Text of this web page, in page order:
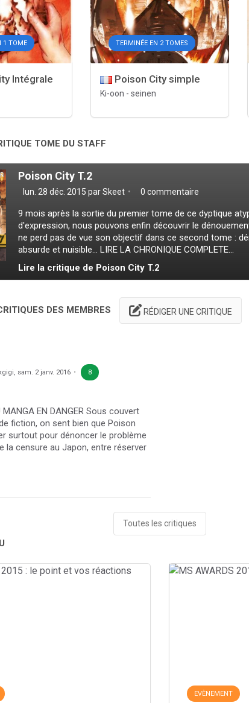
1 TOME
Intégrale
TERMINÉE EN 2 TOMES
Poison City simple
Ki-oon - seinen
TOME DU STAFF
Poison City T.2
lun. 28 déc. 2015 parSkeet 0 commentaire
9 mois après la sortie du premier tome de ce dyptique
d'expression, nous pouvons enfin découvrir le
ne perd pas de vue son objectif dans ce second tome :
absurde et nuisible... LIRE LA CHRONIQUE COMPLETE...
Lire la critique de Poison City T.2
DES MEMBRES RÉDIGER UNE CRITIQUE
, sam. 2 janv. 2016 8
MANGA EN DANGER Sous couvert
fiction, on sent bien que Poison
surtout pour dénoncer le problème
la censure au Japon, entre réserver
Toutes les critiques
EVÈNEMENT